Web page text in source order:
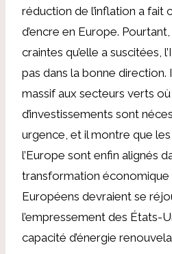
réduction de l’inflation a fait
d’encre en Europe.
craintes qu’elle a suscitées,
pas dans la bonne direction.
massif aux secteurs verts
d’investissements sont
urgence, et il montre que
l’Europe sont enfin alignés
transformation économique
Européens devraient se
l’empressement des États-
capacité d’énergie